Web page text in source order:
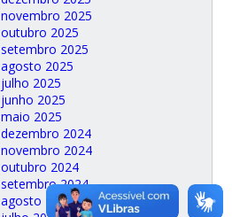
novembro 2025
outubro 2025
setembro 2025
agosto 2025
julho 2025
junho 2025
maio 2025
dezembro 2024
novembro 2024
outubro 2024
setembro 2024
agosto 2024